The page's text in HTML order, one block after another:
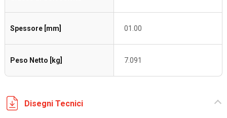
Spessore [mm] 01.00
Peso Netto [kg] 7.091
Disegni Tecnici